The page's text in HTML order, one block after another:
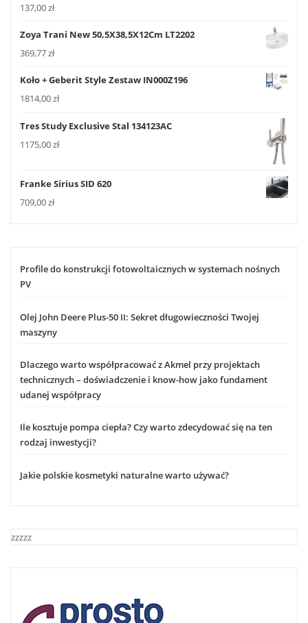
137,00zł
Zoya Trani New 50,5X38,5X12Cm LT2202
369,77zł
Koło + Geberit Style Zestaw IN000Z196
1814,00zł
Tres Study Exclusive Stal 134123AC
1175,00zł
Franke Sirius SID 620
709,00zł
Profile do konstrukcji fotowoltaicznych w systemach nośnych
PV
Olej John Deere Plus-50 II: Sekret długowieczności Twojej
maszyny
Dlaczego warto współpracować z Akmel przy projektach
technicznych – doświadczenie i know-how jako fundament
udanej współpracy
Ile kosztuje pompa ciepła? Czy warto zdecydować się na ten
rodzaj inwestycji?
Jakie polskie kosmetyki naturalne warto używać?
zzzzz